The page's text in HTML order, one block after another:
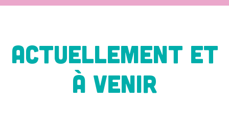
ACTUELLEMENT ET
À VENIR